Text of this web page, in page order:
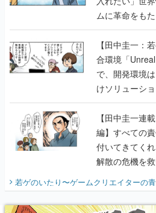
ムに革命をも
のいたり】
【田中圭一：
合環境「
で、開発環境
けソリューシ
に行って、よ
【田中圭一連
編】すべての
付いてきてく
解散の危機を
開く。業界の
『少年ジャン
り】
若ゲのいたり〜ゲームクリエイターの